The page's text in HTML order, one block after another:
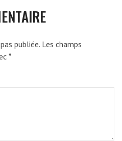
publiée. Les champs
*